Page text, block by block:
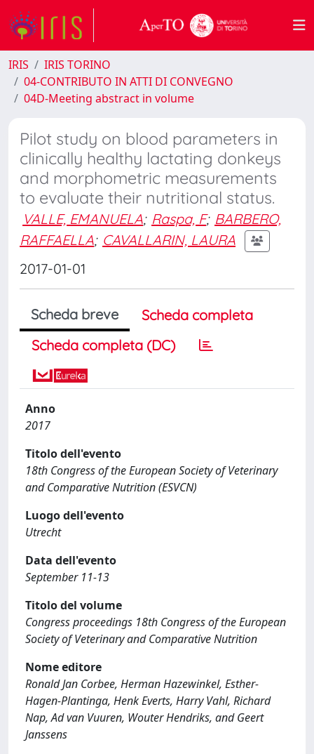
IRIS
IRIS TORINO
04-CONTRIBUTO IN ATTI DI CONVEGNO
04D-Meeting abstract in volume
Pilot study on blood parameters in
clinically healthy lactating donkeys
and morphometric measurements
to evaluate their nutritional status.
VALLE, EMANUELA; Raspa, F; BARBERO,
RAFFAELLA; CAVALLARIN, LAURA
2017-01-01
Scheda breve
Scheda completa
Scheda completa (DC)
Anno
2017
Titolo dell'evento
18th Congress of the European Society of Veterinary
and Comparative Nutrition (ESVCN)
Luogo dell'evento
Utrecht
Data dell'evento
September 11-13
Titolo del volume
Congress proceedings 18th Congress of the European
Society of Veterinary and Comparative Nutrition
Nome editore
Ronald Jan Corbee, Herman Hazewinkel, Esther-
Hagen-Plantinga, Henk Everts, Harry Vahl, Richard
Nap, Ad van Vuuren, Wouter Hendriks, and Geert
Janssens